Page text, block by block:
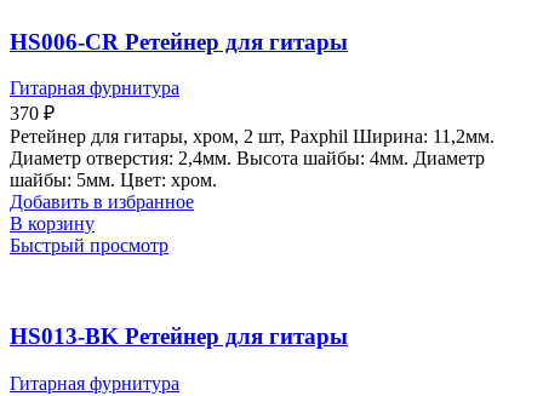
HS006-CR Ретейнер для гитары
Гитарная фурнитура
370 ₽
Ретейнер для гитары, хром, 2 шт, Paxphil Ширина: 11,2мм.
Диаметр отверстия: 2,4мм. Высота шайбы: 4мм. Диаметр
шайбы: 5мм. Цвет: хром.
Добавить в избранное
В корзину
Быстрый просмотр
HS013-BK Ретейнер для гитары
Гитарная фурнитура